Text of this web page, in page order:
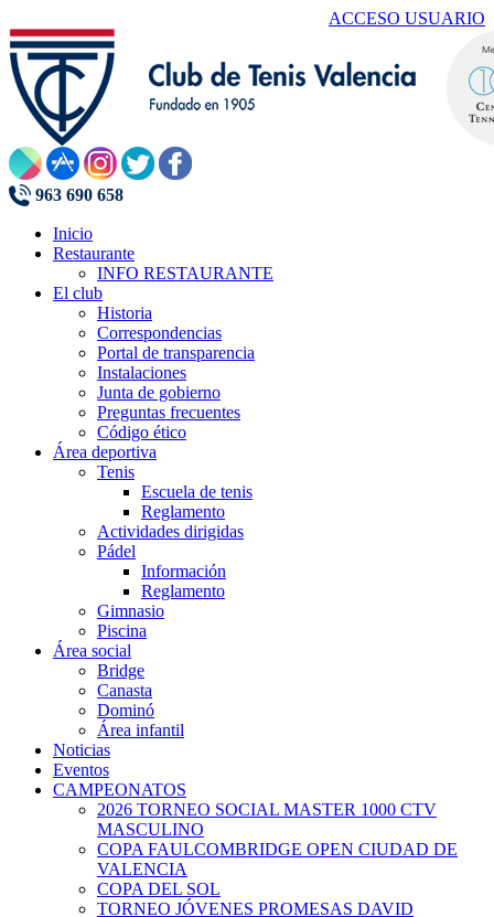
ACCESO USUARIO
963 690 658
Inicio
Restaurante
INFO RESTAURANTE
El club
Historia
Correspondencias
Portal de transparencia
Instalaciones
Junta de gobierno
Preguntas frecuentes
Código ético
Área deportiva
Tenis
Escuela de tenis
Reglamento
Actividades dirigidas
Pádel
Información
Reglamento
Gimnasio
Piscina
Área social
Bridge
Canasta
Dominó
Área infantil
Noticias
Eventos
CAMPEONATOS
2026 TORNEO SOCIAL MASTER 1000 CTV
MASCULINO
COPA FAULCOMBRIDGE OPEN CIUDAD DE
VALENCIA
COPA DEL SOL
TORNEO JÓVENES PROMESAS DAVID